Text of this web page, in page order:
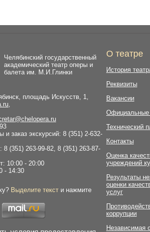
Челябинский государственный
академический театр оперы и
балета им. М.И.Глинки
площадь Искусств, 1,
,
и заказ экскурсий: 8 (351) 2-632-
(351) 263-99-82, 8 (351) 263-87-
10:00 - 20:00
- 14:30
Выделите текст и нажмите
О театре
История
Реквизиты
Вакансии
Официальные
Технический
Контакты
Оценка
учреждений
Результаты
оценки
услуг
коррупции
Независимая